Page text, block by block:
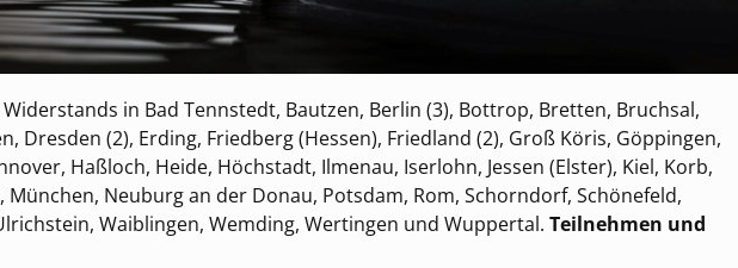
in Bad Tennstedt, Bautzen, Berlin (3), Bottrop, Bretten, Bruchsal,
Dresden (2), Erding, Friedberg (Hessen), Friedland (2), Groß Köris, Göppingen,
Haßloch, Heide, Höchstadt, Ilmenau, Iserlohn, Jessen (Elster), Kiel, Korb,
München, Neuburg an der Donau, Potsdam, Rom, Schorndorf, Schönefeld,
Waiblingen, Wemding, Wertingen und Wuppertal. Teilnehmen und